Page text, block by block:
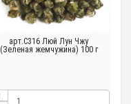
арт.C316 Люй Лун Чжу
(Зеленая жемчужина) 100 г